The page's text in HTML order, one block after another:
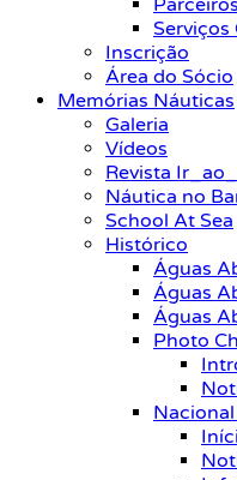
Parceiros
Serviços
Inscrição
Área do Sócio
Memórias Náuticas
Galeria
Vídeos
Revista
Náutica no
School At Sea
Histórico
Águas
Águas
Águas
Photo